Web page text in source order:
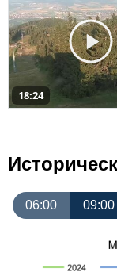
18:24
06:00 09:00